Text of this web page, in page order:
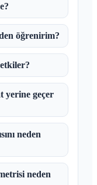
öğrenirim?
etkiler?
yerine geçer
neden
neden